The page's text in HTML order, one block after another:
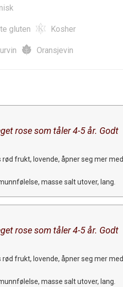
gluten Kosher
Oransjevin
rose som tåler 4-5 år. Godt
rød frukt, lovende, åpner seg mer med
masse salt utover, lang.
rose som tåler 4-5 år. Godt
rød frukt, lovende, åpner seg mer med
masse salt utover, lang.